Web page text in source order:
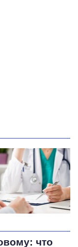
что
риска утечки
украинцев из